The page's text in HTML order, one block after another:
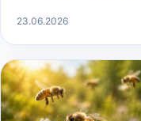
23.06.2026